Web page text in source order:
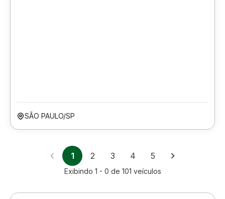
SÃO PAULO/SP
1 2 3 4 5
Exibindo 1 - 0 de 101 veículos